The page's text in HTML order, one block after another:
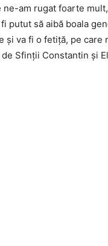
ne-am rugat foarte
putut să aibă boala
și va fi o fetiță, pe care
Sfinții Constantin și